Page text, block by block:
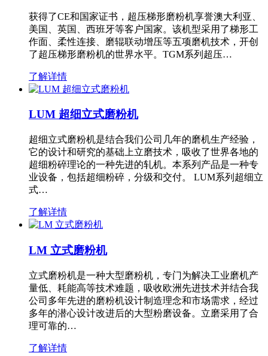
获得了CE和国家证书，超压梯形磨粉机享誉澳大利亚、
美国、英国、西班牙等客户国家。该机型采用了梯形工
作面、柔性连接、磨辊联动增压等五项磨机技术，开创
了超压梯形磨粉机的世界水平。TGM系列超压…
了解详情
LUM 超细立式磨粉机
超细立式磨粉机是结合我们公司几年的磨机生产经验，
它的设计和研究的基础上立磨技术，吸收了世界各地的
超细粉碎理论的一种先进的轧机。本系列产品是一种专
业设备，包括超细粉碎，分级和交付。 LUM系列超细立
式…
了解详情
LM 立式磨粉机
立式磨粉机是一种大型磨粉机，专门为解决工业磨机产
量低、耗能高等技术难题，吸收欧洲先进技术并结合我
公司多年先进的磨粉机设计制造理念和市场需求，经过
多年的潜心设计改进后的大型粉磨设备。立磨采用了合
理可靠的…
了解详情